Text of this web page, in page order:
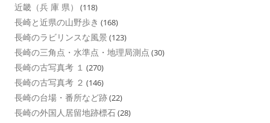
近畿（兵 庫 県） (118)
長崎と近県の山野歩き (168)
長崎のラビリンスな風景 (123)
長崎の三角点・水準点・地理局測点 (30)
長崎の古写真考 １ (270)
長崎の古写真考 ２ (146)
長崎の台場・番所など跡(22)
長崎の外国人居留地跡標石(28)